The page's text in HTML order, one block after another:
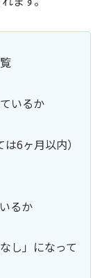
いるか
6ヶ月以内）
るか
し」になって